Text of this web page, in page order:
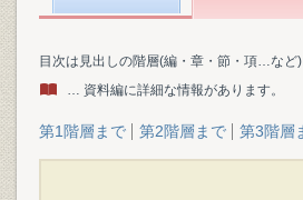
目次は見出しの階層(編・章・節・項…な
… 資料編に詳細な情報があります。
第1階層まで 第2階層まで 第3階層